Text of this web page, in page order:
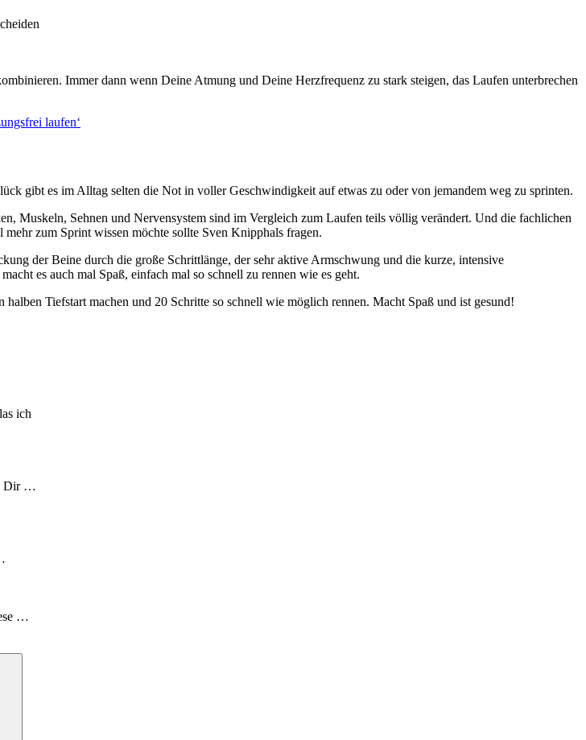
Immer dann wenn Deine Atmung und Deine Herzfrequenz zu stark steigen, das Laufen unterbrechen
laufen‘
gibt es im Alltag selten die Not in voller Geschwindigkeit auf etwas zu oder von jemandem weg zu sprinten.
Muskeln, Sehnen und Nervensystem sind im Vergleich zum Laufen teils völlig verändert. Und die fachlichen
zum Sprint wissen möchte sollte Sven Knipphals fragen.
der Beine durch die große Schrittlänge, der sehr aktive Armschwung und die kurze, intensive
es auch mal Spaß, einfach mal so schnell zu rennen wie es geht.
Tiefstart machen und 20 Schritte so schnell wie möglich rennen. Macht Spaß und ist gesund!
ich
Dir …
…